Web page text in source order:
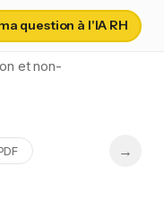
question à l'IA RH
et non-